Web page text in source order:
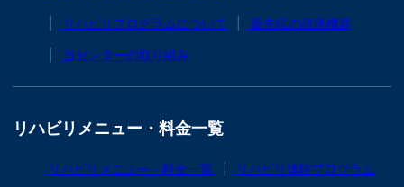
リハビリプログラムについて 最先端の腰痛機器
当センターの取り組み
リハビリメニュー・料金一覧
リハビリメニュー・料金一覧 リハビリ体験プログラム